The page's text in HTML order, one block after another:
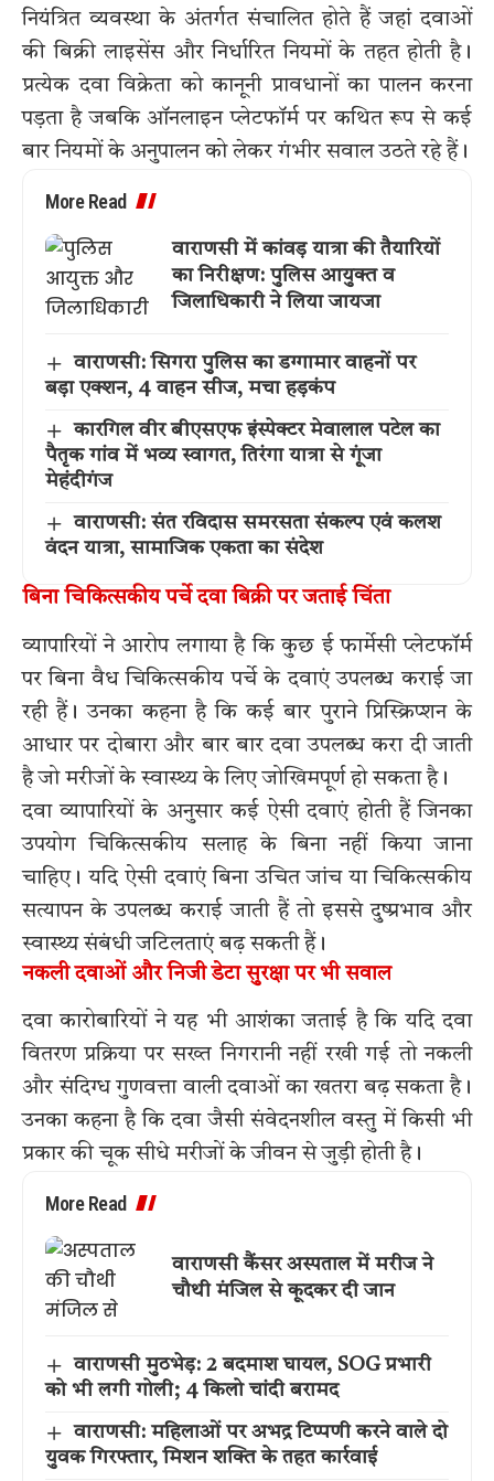
नियंत्रित व्यवस्था के अंतर्गत संचालित होते हैं जहां दवाओं
की बिक्री लाइसेंस और निर्धारित नियमों के तहत होती है।
प्रत्येक दवा विक्रेता को कानूनी प्रावधानों का पालन करना
पड़ता है जबकि ऑनलाइन प्लेटफॉर्म पर कथित रूप से कई
बार नियमों के अनुपालन को लेकर गंभीर सवाल उठते रहे हैं।
More Read
वाराणसी में कांवड़ यात्रा की तैयारियों
का निरीक्षण: पुलिस आयुक्त व
जिलाधिकारी ने लिया जायजा
वाराणसी: सिगरा पुलिस का डग्गामार वाहनों पर
बड़ा एक्शन, 4 वाहन सीज, मचा हड़कंप
कारगिल वीर बीएसएफ इंस्पेक्टर मेवालाल पटेल का
पैतृक गांव में भव्य स्वागत, तिरंगा यात्रा से गूंजा
मेहंदीगंज
वाराणसी: संत रविदास समरसता संकल्प एवं कलश
वंदन यात्रा, सामाजिक एकता का संदेश
बिना चिकित्सकीय पर्चे दवा बिक्री पर जताई चिंता
व्यापारियों ने आरोप लगाया है कि कुछ ई फार्मेसी प्लेटफॉर्म
पर बिना वैध चिकित्सकीय पर्चे के दवाएं उपलब्ध कराई जा
रही हैं। उनका कहना है कि कई बार पुराने प्रिस्क्रिप्शन के
आधार पर दोबारा और बार बार दवा उपलब्ध करा दी जाती
है जो मरीजों के स्वास्थ्य के लिए जोखिमपूर्ण हो सकता है।
दवा व्यापारियों के अनुसार कई ऐसी दवाएं होती हैं जिनका
उपयोग चिकित्सकीय सलाह के बिना नहीं किया जाना
चाहिए। यदि ऐसी दवाएं बिना उचित जांच या चिकित्सकीय
सत्यापन के उपलब्ध कराई जाती हैं तो इससे दुष्प्रभाव और
स्वास्थ्य संबंधी जटिलताएं बढ़ सकती हैं।
नकली दवाओं और निजी डेटा सुरक्षा पर भी सवाल
दवा कारोबारियों ने यह भी आशंका जताई है कि यदि दवा
वितरण प्रक्रिया पर सख्त निगरानी नहीं रखी गई तो नकली
और संदिग्ध गुणवत्ता वाली दवाओं का खतरा बढ़ सकता है।
उनका कहना है कि दवा जैसी संवेदनशील वस्तु में किसी भी
प्रकार की चूक सीधे मरीजों के जीवन से जुड़ी होती है।
More Read
वाराणसी कैंसर अस्पताल में मरीज ने
चौथी मंजिल से कूदकर दी जान
वाराणसी मुठभेड़: 2 बदमाश घायल, SOG प्रभारी
को भी लगी गोली; 4 किलो चांदी बरामद
वाराणसी: महिलाओं पर अभद्र टिप्पणी करने वाले दो
युवक गिरफ्तार, मिशन शक्ति के तहत कार्रवाई